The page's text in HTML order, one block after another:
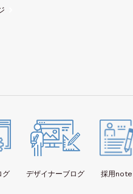
グ デザイナーブログ 採用note